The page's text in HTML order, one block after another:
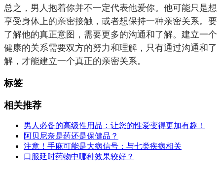
总之，男人抱着你并不一定代表他爱你。他可能只是想
享受身体上的亲密接触，或者想保持一种亲密关系。要
了解他的真正意图，需要更多的沟通和了解。建立一个
健康的关系需要双方的努力和理解，只有通过沟通和了
解，才能建立一个真正的亲密关系。
标签
相关推荐
男人必备的高级性用品：让您的性爱变得更加有趣！
阿贝尼奈是药还是保健品？
注意！手麻可能是大病信号：与七类疾病相关
口服延时药物中哪种效果较好？